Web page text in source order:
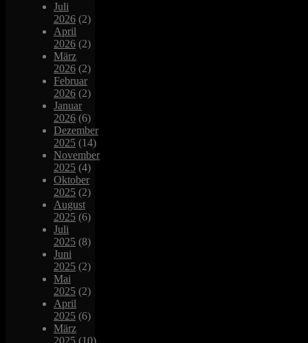
Juli
2026 (2)
April
2026 (2)
März
2026 (2)
Februar
2026 (2)
Januar
2026 (6)
Dezember
2025 (14)
November
2025 (4)
Oktober
2025 (2)
August
2025 (6)
Juli
2025 (8)
Juni
2025 (2)
Mai
2025 (2)
April
2025 (6)
März
2025 (10)